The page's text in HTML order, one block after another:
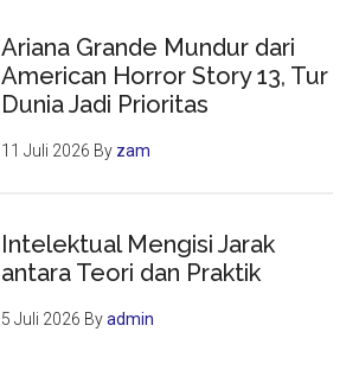
Ariana Grande Mundur dari
American Horror Story 13, Tur
Dunia Jadi Prioritas
11 Juli 2026 By zam
Intelektual Mengisi Jarak
antara Teori dan Praktik
5 Juli 2026 Byadmin